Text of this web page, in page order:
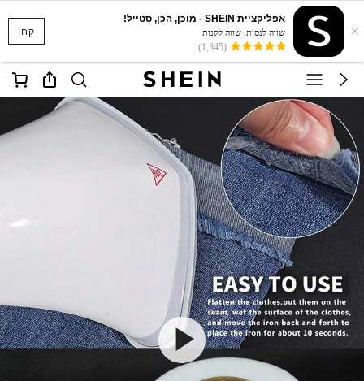
קחו ×
אפליקציית SHEIN - מוכן, הכן, סטייל!
שווה לנסות, שווה לקנות
(1,345)